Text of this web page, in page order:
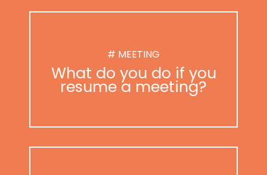
# MEETING
What do you do if you
resume a meeting?